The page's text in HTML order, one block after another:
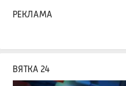
РЕКЛАМА
ВЯТКА 24